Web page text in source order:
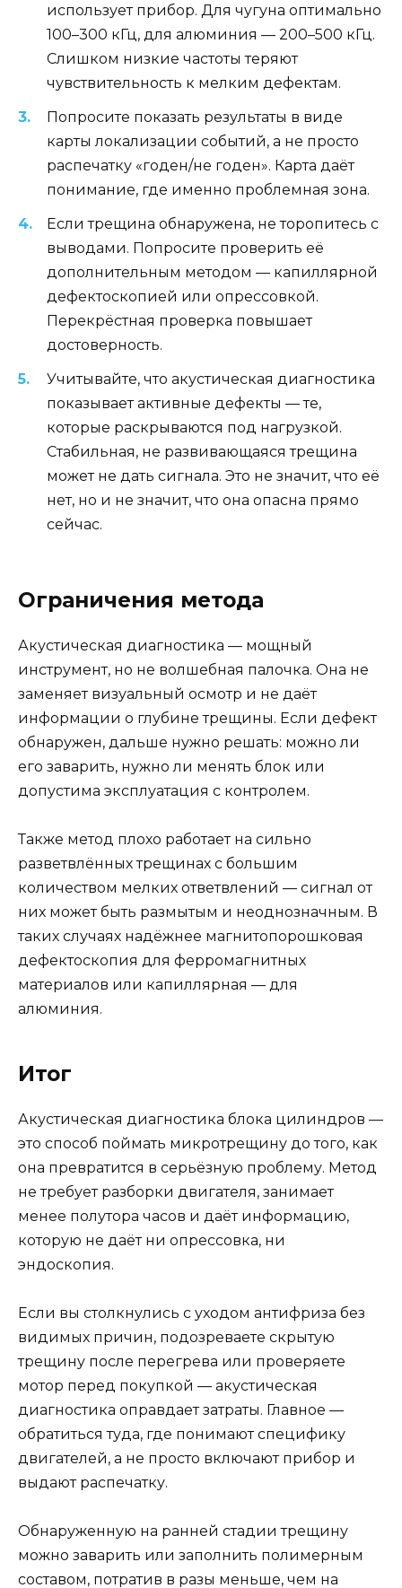
использует прибор. Для чугуна оптимально
100–300 кГц, для алюминия — 200–500 кГц.
Слишком низкие частоты теряют
чувствительность к мелким дефектам.
Попросите показать результаты в виде
карты локализации событий, а не просто
распечатку «годен/не годен». Карта даёт
понимание, где именно проблемная зона.
Если трещина обнаружена, не торопитесь с
выводами. Попросите проверить её
дополнительным методом — капиллярной
дефектоскопией или опрессовкой.
Перекрёстная проверка повышает
достоверность.
Учитывайте, что акустическая диагностика
показывает активные дефекты — те,
которые раскрываются под нагрузкой.
Стабильная, не развивающаяся трещина
может не дать сигнала. Это не значит, что её
нет, но и не значит, что она опасна прямо
сейчас.
Ограничения метода
Акустическая диагностика — мощный
инструмент, но не волшебная палочка. Она не
заменяет визуальный осмотр и не даёт
информации о глубине трещины. Если дефект
обнаружен, дальше нужно решать: можно ли
его заварить, нужно ли менять блок или
допустима эксплуатация с контролем.
Также метод плохо работает на сильно
разветвлённых трещинах с большим
количеством мелких ответвлений — сигнал от
них может быть размытым и неоднозначным. В
таких случаях надёжнее магнитопорошковая
дефектоскопия для ферромагнитных
материалов или капиллярная — для
алюминия.
Итог
Акустическая диагностика блока цилиндров —
это способ поймать микротрещину до того, как
она превратится в серьёзную проблему. Метод
не требует разборки двигателя, занимает
менее полутора часов и даёт информацию,
которую не даёт ни опрессовка, ни
эндоскопия.
Если вы столкнулись с уходом антифриза без
видимых причин, подозреваете скрытую
трещину после перегрева или проверяете
мотор перед покупкой — акустическая
диагностика оправдает затраты. Главное —
обратиться туда, где понимают специфику
двигателей, а не просто включают прибор и
выдают распечатку.
Обнаруженную на ранней стадии трещину
можно заварить или заполнить полимерным
составом, потратив в разы меньше, чем на